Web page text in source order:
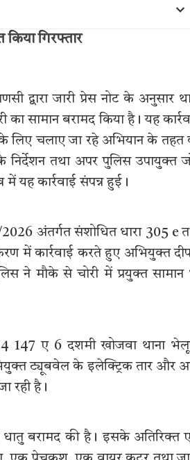
गिरफ्तार
द्वारा जारी प्रेस नोट के अनुसार
सामान बरामद किया है। यह
चलाए जा रहे अभियान के तहत
तथा अपर पुलिस उपायुक्त
यह कार्रवाई संपन्न हुई।
अंतर्गत संशोधित धारा 305 e
में कार्रवाई करते हुए अभियुक्त
ने मौके से चोरी में प्रयुक्त सामान
147 ए 6 दशमी खोजवा थाना
ट्यूबवेल के इलेक्ट्रिक तार और
रही है।
बरामद की है। इसके अतिरिक्त